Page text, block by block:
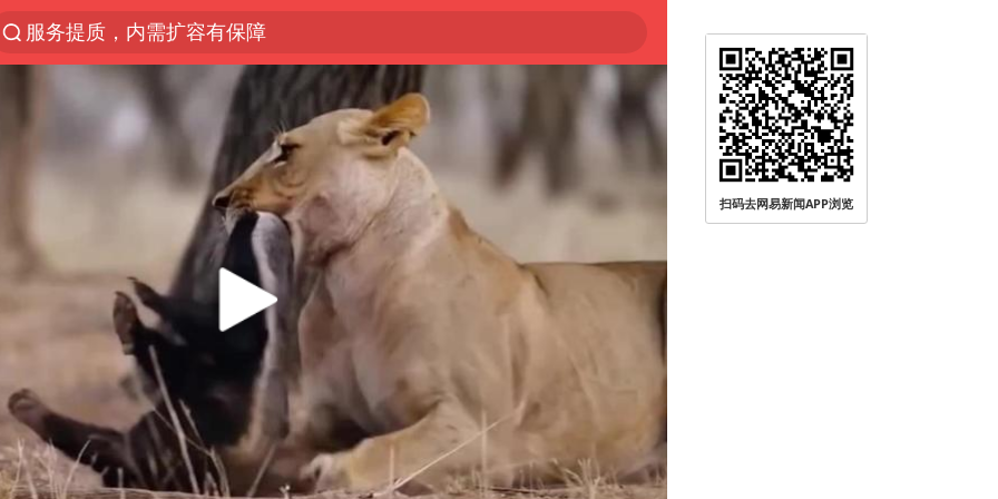
服务提质，内需扩容有保障
官方通报传销头目出狱办书院
美股收盘：道指再创历史新高
台风白海豚可能在浙江登陆
人贩子“梅姨”真实姓名曝光
“银行午休1.5小时”留个窗口行不行
男子出狱前8天被改判死缓
被一条街帮助的“煎饼叔叔”去世
蜜雪冰城员工抽烟收银 门店现已停业
为鼓励女儿 41岁妈妈考上985研究生
“老头乐”悬挂“蒙H好几个8”上路
扫码去网易新闻APP浏览